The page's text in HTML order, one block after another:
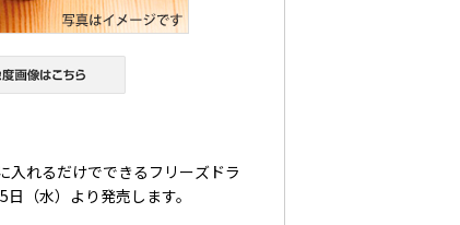
れるだけでできるフリーズドラ
（水）より発売します。